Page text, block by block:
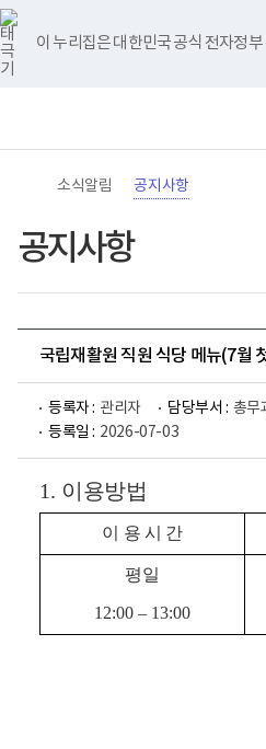
바
로
가
기
메
이 누리집은 대한민국 공식 전자정
너
비
767px
이
하
영메
홈
소식알림 공지사항
공지사항
국립재활원 직원 식당 메뉴(7월
등록자 : 관리자 담당부서 : 총무
등록일 : 2026-07-03
1. 이용방법
이 용 시 간
평일
12:00 – 13:00
유
튜
브
블
로
그
인
스
타
그
램
페
이
스
북